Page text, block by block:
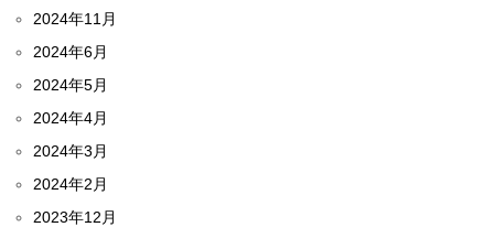
2024年11月
2024年6月
2024年5月
2024年4月
2024年3月
2024年2月
2023年12月